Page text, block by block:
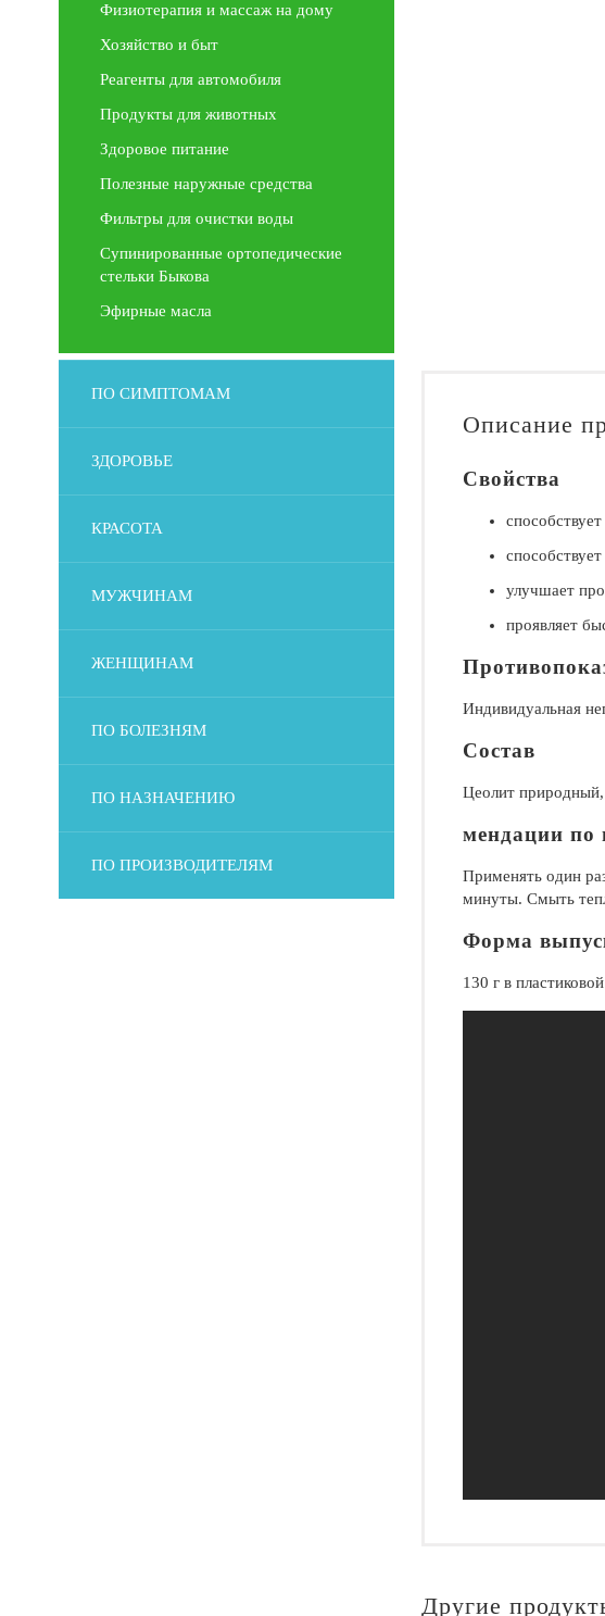
Описание
Свойства
улучшает
проявляет
Индивидуальная
Состав
Цеолит природный,
мендации по
Применять один
минуты. Смыть
Форма
130 г в
Другие
Физиотерапия и массаж на дому
Хозяйство и быт
Реагенты для автомобиля
Продукты для животных
Здоровое питание
Полезные наружные средства
Фильтры для очистки воды
Супинированные ортопедические
стельки Быкова
Эфирные масла
ПО СИМПТОМАМ
ЗДОРОВЬЕ
КРАСОТА
МУЖЧИНАМ
ЖЕНЩИНАМ
ПО БОЛЕЗНЯМ
ПО НАЗНАЧЕНИЮ
ПО ПРОИЗВОДИТЕЛЯМ